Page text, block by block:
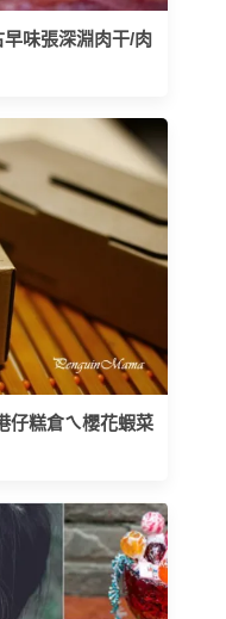
味張深淵肉干/肉
仔糕倉ㄟ櫻花蝦菜